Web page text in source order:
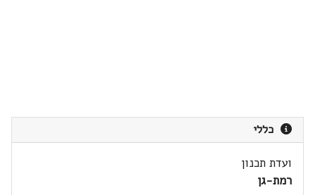
כללי
ועדת תכנון
רמת-גן